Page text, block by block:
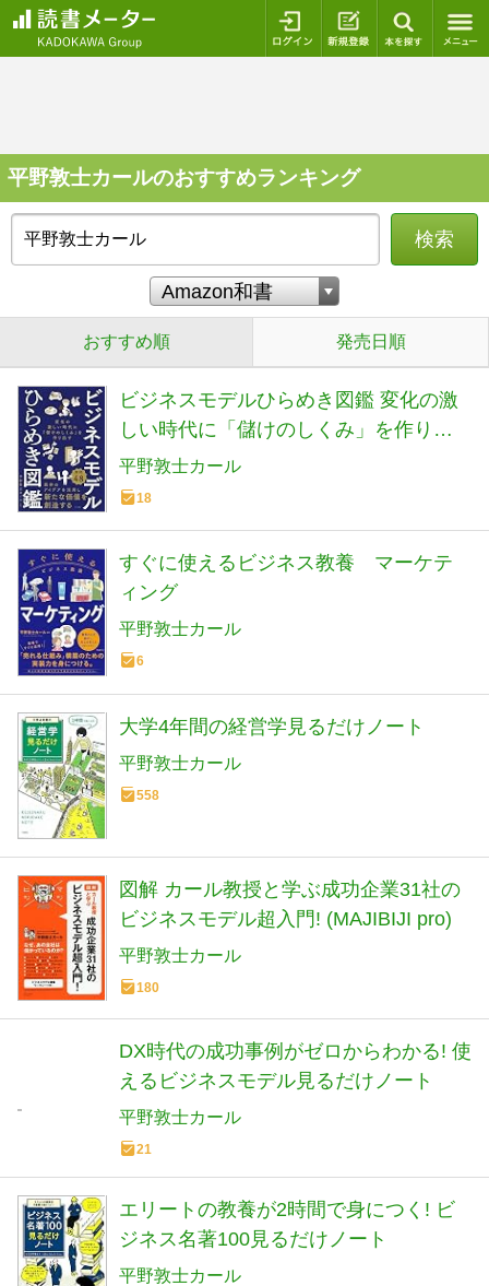
ログイン 新規登録
平野敦士カールのおすすめランキング
検索
おすすめ順 発売日順
ビジネスモデルひらめき図鑑 変化の激
しい時代に「儲けのしくみ」を作り出
す
平野敦士カール
18
すぐに使えるビジネス教養 マーケテ
ィング
平野敦士カール
6
大学4年間の経営学見るだけノート
平野敦士カール
558
図解 カール教授と学ぶ成功企業31社の
ビジネスモデル超入門! (MAJIBIJI pro)
平野敦士カール
180
DX時代の成功事例がゼロからわかる! 使
えるビジネスモデル見るだけノート
平野敦士カール
21
エリートの教養が2時間で身につく! ビ
ジネス名著100見るだけノート
平野敦士カール